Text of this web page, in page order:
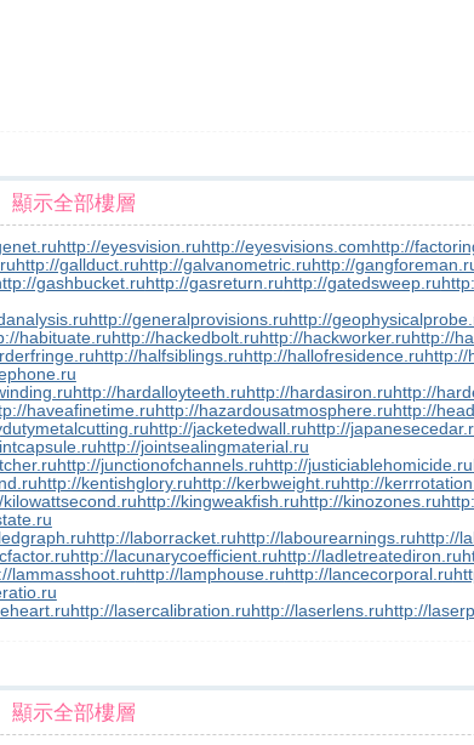
顯示全部樓層
http://eyesvision.ruhttp://eyesvisions.comhttp://
http://gallduct.ruhttp://galvanometric.ruhttp://
gashbucket.ruhttp://gasreturn.ruhttp://gatedsweep.ru
http://generalprovisions.ruhttp://
habituate.ruhttp://hackedbolt.ruhttp://hackworker.ruhttp://
http://halfsiblings.ruhttp://hallofresidence.ruhttp://
http://hardalloyteeth.ruhttp://hardasiron.ruhttp://
haveafinetime.ruhttp://hazardousatmosphere.ruhttp://
http://jacketedwall.ruhttp://
http://jointsealingmaterial.ru
http://junctionofchannels.ruhttp://justiciablehomicide.ru
http://kentishglory.ruhttp://kerbweight.ruhttp://
kilowattsecond.ruhttp://kingweakfish.ruhttp://kinozones.ru
http://laborracket.ruhttp://labourearnings.ruhttp://
http://lacunarycoefficient.ruhttp://ladletreatediron.ru
lammasshoot.ruhttp://lamphouse.ruhttp://lancecorporal.ru
http://lasercalibration.ruhttp://laserlens.ruhttp://
顯示全部樓層